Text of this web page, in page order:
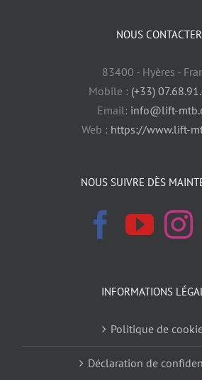
NOUS CONTACTER
83400 - Hyères -
Mobile : (+33)
Email: info@lift-
Web : https://www.lift-
NOUS SUIVRE DÈS
INFORMATIONS
Politique de
Déclaration de